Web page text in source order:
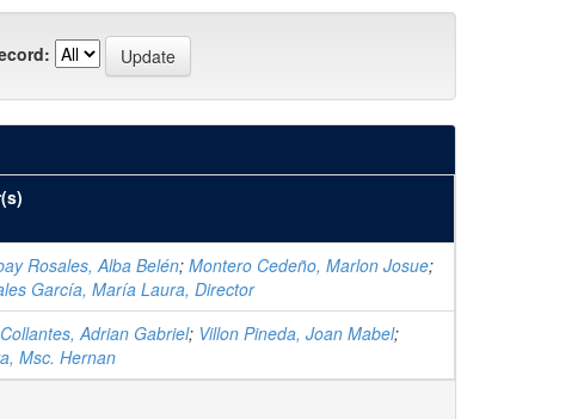
Rosales, Alba Belén; Montero Cedeño, Marlon Josue;
García, María Laura, Director
Adrian Gabriel; Villon Pineda, Joan Mabel;
Msc. Hernan